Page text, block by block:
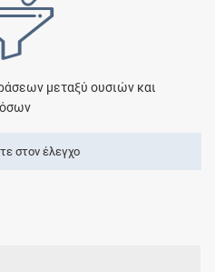
μεταξύ ουσιών και
στον έλεγχο